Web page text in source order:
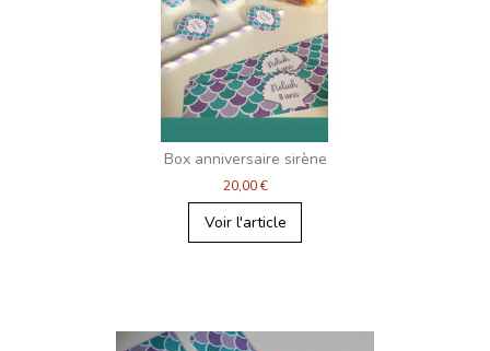
Box anniversaire sirène
20,00 €
Voir l'article